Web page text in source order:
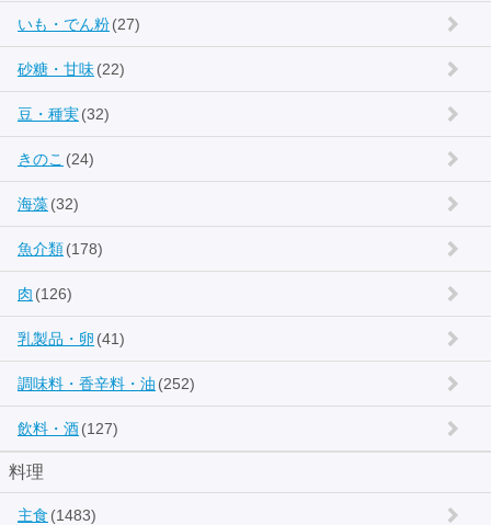
いも・でん粉(27)
砂糖・甘味(22)
豆・種実(32)
きのこ (24)
海藻(32)
魚介類(178)
肉 (126)
乳製品・卵 (41)
調味料・香辛料・油 (252)
飲料・酒(127)
料理
主食 (1483)